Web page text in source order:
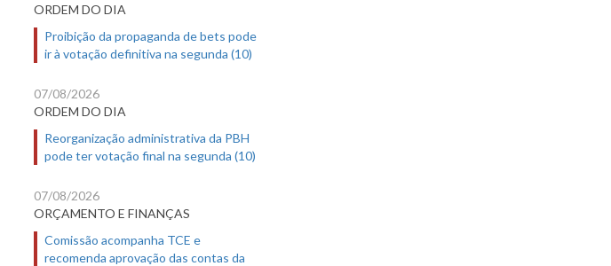
ORDEM DO DIA
Proibição da propaganda de bets pode
ir à votação definitiva na segunda (10)
07/08/2026
ORDEM DO DIA
Reorganização administrativa da PBH
pode ter votação final na segunda (10)
07/08/2026
ORÇAMENTO E FINANÇAS
Comissão acompanha TCE e
recomenda aprovação das contas da